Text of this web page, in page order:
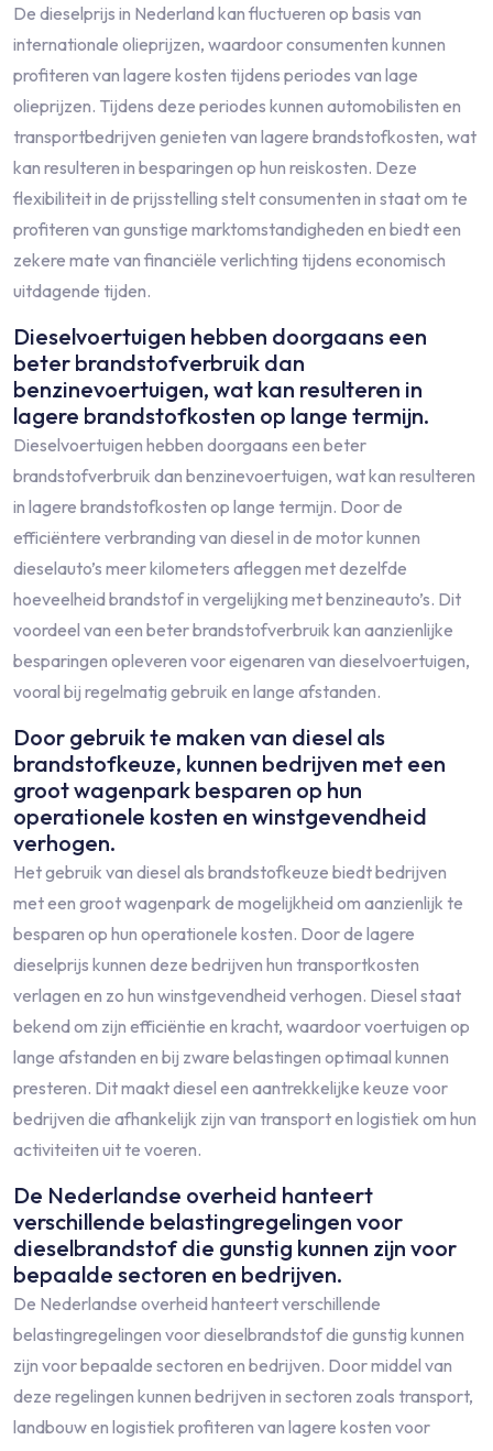
De dieselprijs in Nederland kan fluctueren op basis van
internationale olieprijzen, waardoor consumenten kunnen
profiteren van lagere kosten tijdens periodes van lage
olieprijzen. Tijdens deze periodes kunnen automobilisten en
transportbedrijven genieten van lagere brandstofkosten, wat
kan resulteren in besparingen op hun reiskosten. Deze
flexibiliteit in de prijsstelling stelt consumenten in staat om te
profiteren van gunstige marktomstandigheden en biedt een
zekere mate van financiële verlichting tijdens economisch
uitdagende tijden.
Dieselvoertuigen hebben doorgaans een
beter brandstofverbruik dan
benzinevoertuigen, wat kan resulteren in
lagere brandstofkosten op lange termijn.
Dieselvoertuigen hebben doorgaans een beter
brandstofverbruik dan benzinevoertuigen, wat kan resulteren
in lagere brandstofkosten op lange termijn. Door de
efficiëntere verbranding van diesel in de motor kunnen
dieselauto’s meer kilometers afleggen met dezelfde
hoeveelheid brandstof in vergelijking met benzineauto’s. Dit
voordeel van een beter brandstofverbruik kan aanzienlijke
besparingen opleveren voor eigenaren van dieselvoertuigen,
vooral bij regelmatig gebruik en lange afstanden.
Door gebruik te maken van diesel als
brandstofkeuze, kunnen bedrijven met een
groot wagenpark besparen op hun
operationele kosten en winstgevendheid
verhogen.
Het gebruik van diesel als brandstofkeuze biedt bedrijven
met een groot wagenpark de mogelijkheid om aanzienlijk te
besparen op hun operationele kosten. Door de lagere
dieselprijs kunnen deze bedrijven hun transportkosten
verlagen en zo hun winstgevendheid verhogen. Diesel staat
bekend om zijn efficiëntie en kracht, waardoor voertuigen op
lange afstanden en bij zware belastingen optimaal kunnen
presteren. Dit maakt diesel een aantrekkelijke keuze voor
bedrijven die afhankelijk zijn van transport en logistiek om hun
activiteiten uit te voeren.
De Nederlandse overheid hanteert
verschillende belastingregelingen voor
dieselbrandstof die gunstig kunnen zijn voor
bepaalde sectoren en bedrijven.
De Nederlandse overheid hanteert verschillende
belastingregelingen voor dieselbrandstof die gunstig kunnen
zijn voor bepaalde sectoren en bedrijven. Door middel van
deze regelingen kunnen bedrijven in sectoren zoals transport,
landbouw en logistiek profiteren van lagere kosten voor